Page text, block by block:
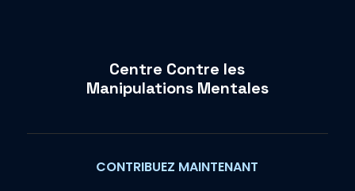
Centre Contre les
Manipulations Mentales
CONTRIBUEZ MAINTENANT